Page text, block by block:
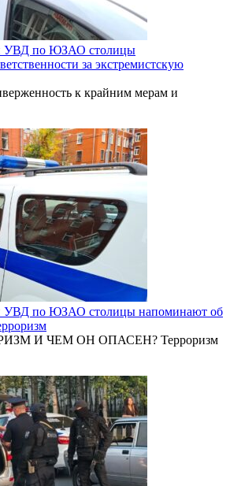
УВД по ЮЗАО столицы
за экстремистскую
к крайним мерам и
УВД по ЮЗАО столицы напоминают об
И ЧЕМ ОН ОПАСЕН? Терроризм